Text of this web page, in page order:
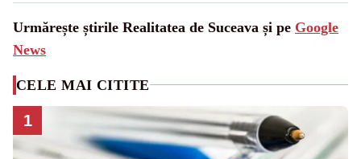
Urmărește știrile Realitatea de Suceava și pe Google
News
CELE MAI CITITE
1